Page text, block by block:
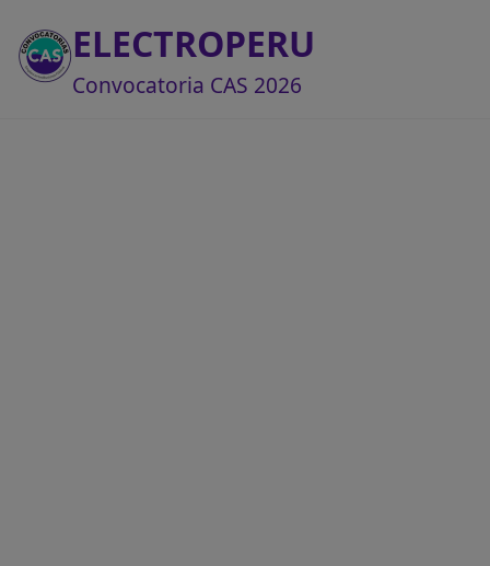
ELECTROPERU
Convocatoria CAS 2026